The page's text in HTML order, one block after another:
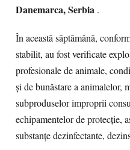
Danemarca, Serbia .
În această săptămână,
stabilit, au fost verificate
profesionale de animale,
și de bunăstare a animalelor,
subproduselor improprii
echipamentelor de protecție,
substanțe dezinfectante,